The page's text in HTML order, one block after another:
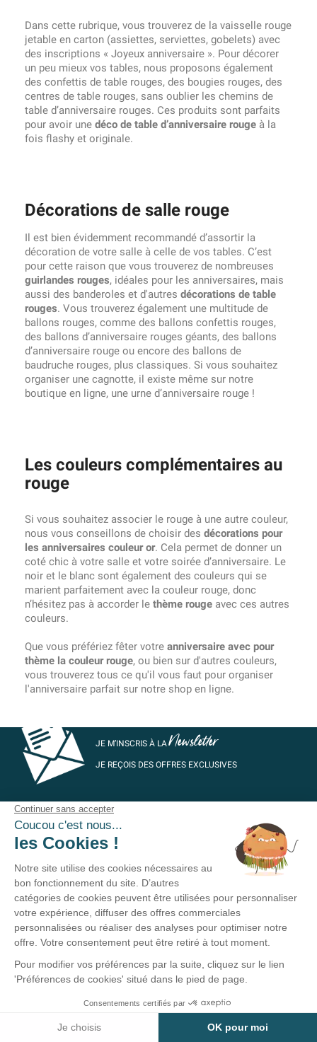
Dans cette rubrique, vous trouverez de la vaisselle rouge
jetable en carton (assiettes, serviettes, gobelets) avec
des inscriptions « Joyeux anniversaire ». Pour décorer
un peu mieux vos tables, nous proposons également
des confettis de table rouges, des bougies rouges, des
centres de table rouges, sans oublier les chemins de
table d’anniversaire rouges. Ces produits sont parfaits
pour avoir une déco de table d’anniversaire rouge à la
fois flashy et originale.
Décorations de salle rouge
Il est bien évidemment recommandé d’assortir la
décoration de votre salle à celle de vos tables. C’est
pour cette raison que vous trouverez de nombreuses
guirlandes rouges, idéales pour les anniversaires, mais
aussi des banderoles et d'autres décorations de table
rouges. Vous trouverez également une multitude de
ballons rouges, comme des ballons confettis rouges,
des ballons d’anniversaire rouges géants, des ballons
d’anniversaire rouge ou encore des ballons de
baudruche rouges, plus classiques. Si vous souhaitez
organiser une cagnotte, il existe même sur notre
boutique en ligne, une urne d’anniversaire rouge !
Les couleurs complémentaires au
rouge
Si vous souhaitez associer le rouge à une autre couleur,
nous vous conseillons de choisir des décorations pour
les anniversaires couleur or. Cela permet de donner un
coté chic à votre salle et votre soirée d’anniversaire. Le
noir et le blanc sont également des couleurs qui se
marient parfaitement avec la couleur rouge, donc
n’hésitez pas à accorder le thème rouge avec ces autres
couleurs.
Que vous préfériez fêter votre anniversaire avec pour
thème la couleur rouge, ou bien sur d'autres couleurs,
vous trouverez tous ce qu'il vous faut pour organiser
l'anniversaire parfait sur notre shop en ligne.
JE M’INSCRIS À LANewsletter
JE REÇOIS DES OFFRES EXCLUSIVES
SUR VOTRE PREMIÈRE COMMANDE
LIVRAISON OFFERTE
DÈS 49€ D'ACHAT
PAIEMENT SÉCURISÉ
AVEC CB ET PAYPAL
EXPÉDITION EXPRESS
3 BOUTIQUES PHYSIQUES